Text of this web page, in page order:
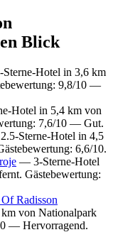
Blick
Hotel in 3,6 km
9,8/10 —
Hotel in 5,4 km von
7,6/10 — Gut.
Sterne-Hotel in 4,5
6,6/10.
— 3-Sterne-Hotel
Gästebewertung:
Radisson
von Nationalpark
— Hervorragend.